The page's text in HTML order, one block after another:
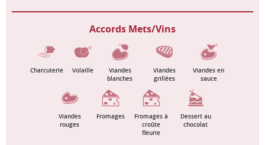
Accords Mets/Vins
Charcuterie Volaille
Viandes
blanches
Viandes
grillées
Viandes en
sauce
Viandes
rouges
Fromages
Fromages à
croûte
fleurie
Dessert au
chocolat